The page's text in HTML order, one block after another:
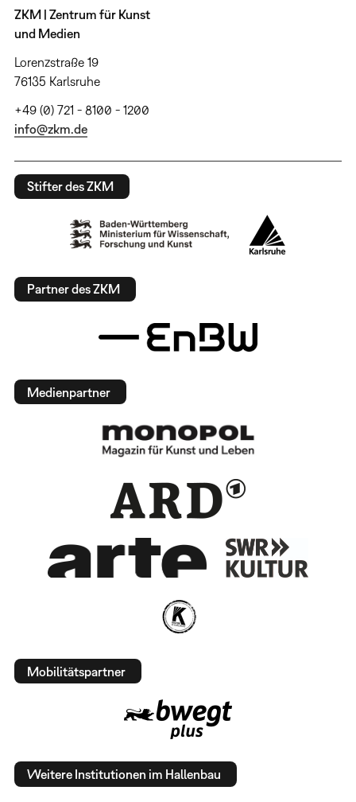
ZKM | Zentrum für Kunst
und Medien
Lorenzstraße 19
76135 Karlsruhe
+49 (0) 721 - 8100 - 1200
info@zkm.de
Stifter des ZKM
Partner des ZKM
Medienpartner
Mobilitätspartner
Weitere Institutionen im Hallenbau